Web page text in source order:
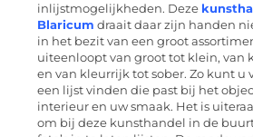
inlijstmogelijkheden. Deze
Blaricum draait daar zijn handen
in het bezit van een groot
uiteenloopt van groot tot klein, van
en van kleurrijk tot sober. Zo kunt u
een lijst vinden die past bij het
interieur en uw smaak. Het is
om bij deze kunsthandel in de